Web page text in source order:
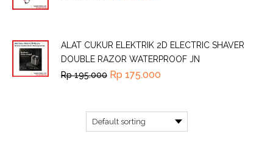
ALAT CUKUR ELEKTRIK 2D ELECTRIC SHAVER
DOUBLE RAZOR WATERPROOF JN
Rp195.000 Rp 175.000